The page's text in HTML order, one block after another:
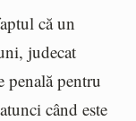
că un
judecat
penală pentru
când este